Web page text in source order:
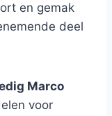
en gemak
deel
Marco
voor